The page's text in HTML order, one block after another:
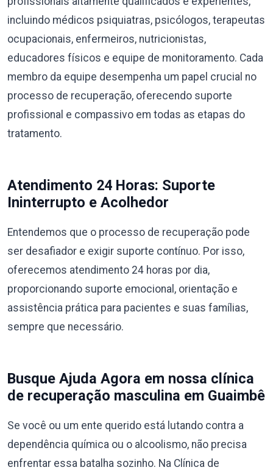
incluindo médicos psiquiatras, psicólogos, terapeutas
ocupacionais, enfermeiros, nutricionistas,
educadores físicos e equipe de monitoramento. Cada
membro da equipe desempenha um papel crucial no
processo de recuperação, oferecendo suporte
profissional e compassivo em todas as etapas do
tratamento.
Atendimento 24 Horas: Suporte
Ininterrupto e Acolhedor
Entendemos que o processo de recuperação pode
ser desafiador e exigir suporte contínuo. Por isso,
oferecemos atendimento 24 horas por dia,
proporcionando suporte emocional, orientação e
assistência prática para pacientes e suas famílias,
sempre que necessário.
Busque Ajuda Agora em nossa clínica
de recuperação masculina em Guaimbê
Se você ou um ente querido está lutando contra a
dependência química ou o alcoolismo, não precisa
enfrentar essa batalha sozinho. Na Clínica de